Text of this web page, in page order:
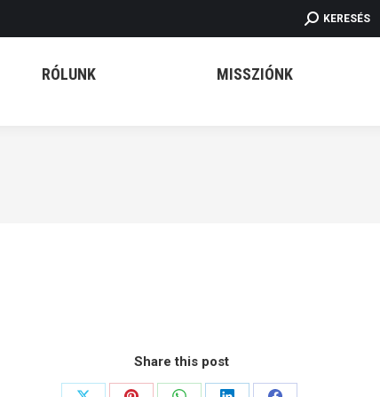
SEARCH:
KERESÉS
RÓLUNK MISSZIÓNK
Share this post